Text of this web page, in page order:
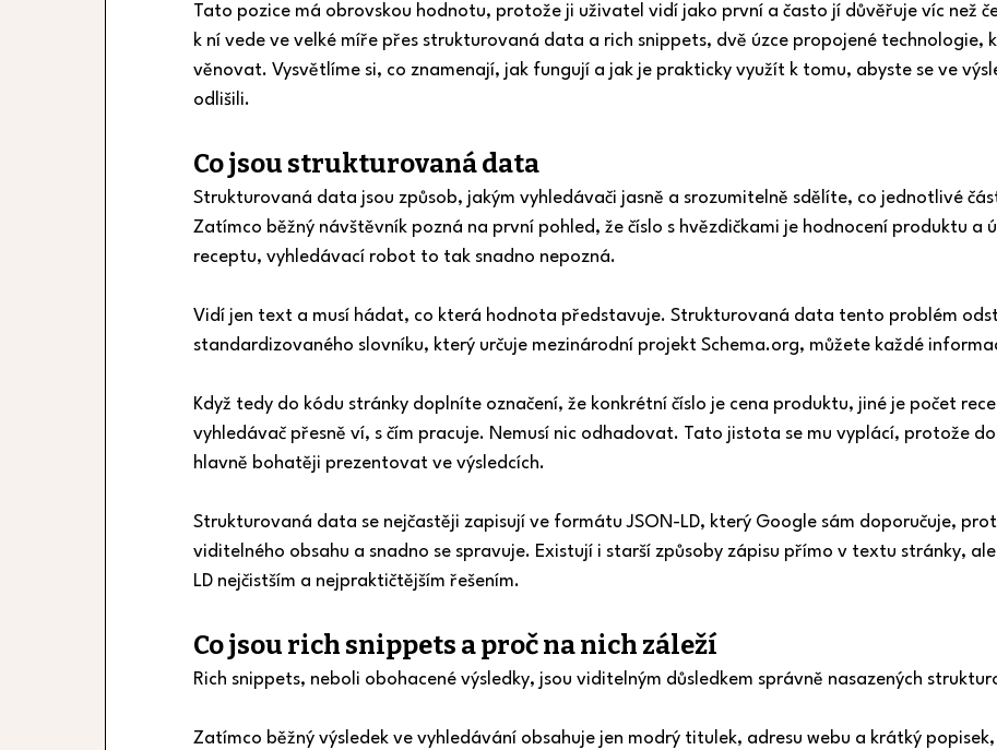
Tato pozice má obrovskou hodnotu, protože ji uživatel vidí jako první a často jí důvěřuje víc než
k ní vede ve velké míře přes strukturovaná data a rich snippets, dvě úzce propojené technologie,
věnovat. Vysvětlíme si, co znamenají, jak fungují a jak je prakticky využít k tomu, abyste se ve
odlišili.
Co jsou strukturovaná data
Strukturovaná data jsou způsob, jakým vyhledávači jasně a srozumitelně sdělíte, co jednotlivé
Zatímco běžný návštěvník pozná na první pohled, že číslo s hvězdičkami je hodnocení produktu a
receptu, vyhledávací robot to tak snadno nepozná.
Vidí jen text a musí hádat, co která hodnota představuje. Strukturovaná data tento problém
standardizovaného slovníku, který určuje mezinárodní projekt Schema.org, můžete každé
Když tedy do kódu stránky doplníte označení, že konkrétní číslo je cena produktu, jiné je počet
vyhledávač přesně ví, s čím pracuje. Nemusí nic odhadovat. Tato jistota se mu vyplácí, protože
hlavně bohatěji prezentovat ve výsledcích.
Strukturovaná data se nejčastěji zapisují ve formátu JSON-LD, který Google sám doporučuje,
viditelného obsahu a snadno se spravuje. Existují i starší způsoby zápisu přímo v textu stránky,
LD nejčistším a nejpraktičtějším řešením.
Co jsou rich snippets a proč na nich záleží
Rich snippets, neboli obohacené výsledky, jsou viditelným důsledkem správně nasazených
Zatímco běžný výsledek ve vyhledávání obsahuje jen modrý titulek, adresu webu a krátký